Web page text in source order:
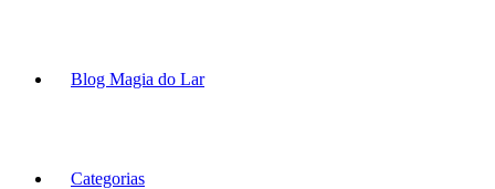
Blog Magia do Lar
Categorias